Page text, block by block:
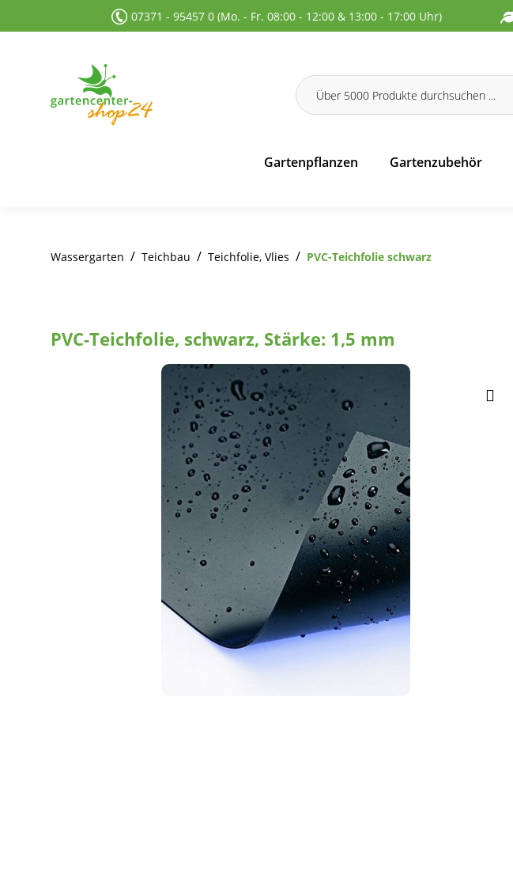
Zur Hauptnavigation springen
07371 - 95457 0 (Mo. - Fr. 08:00 - 12:00 & 13:00 - 17:00 Uhr)
Gartenpflanzen Gartenzubehör
Wassergarten / Teichbau / Teichfolie, Vlies / PVC-Teichfolie schwarz
PVC-Teichfolie, schwarz, Stärke: 1,5 mm